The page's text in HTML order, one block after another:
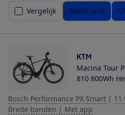
Vergelijk
Bekijk snel
KTM
Macina Tour
810 800Wh
Bosch Performance PX Smart | 11
Brede banden | Met app